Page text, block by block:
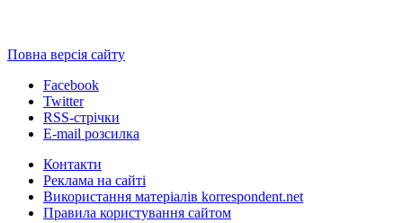
Повна версія сайту
Facebook
Twitter
RSS-стрічки
E-mail розсилка
Контакти
Реклама на сайті
Використання матеріалів korrespondent.net
Правила користування сайтом